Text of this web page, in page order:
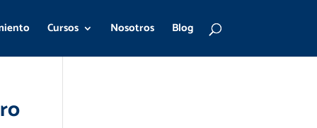
Cursos Nosotros Blog